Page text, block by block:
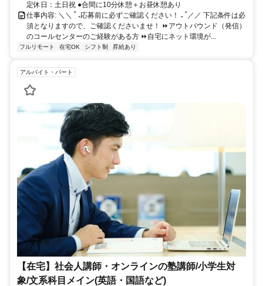
定休日：土日祝 ●合間に10分休憩＋お昼休憩あり
仕事内容: ＼＼ ˚ ₊応募前に必ずご確認ください！ ₊ ˚／／ 下記条件は必
須となりますので、ご確認くださいませ！ ⏩アウトバウンド（発信）
のコールセンターのご経験がある方 ⏩自宅にネット環境が...
フルリモート 在宅OK シフト制 昇給あり
アルバイト・パート
【在宅】社会人講師・オンラインの塾講師/小学生対
象/文系科目メイン(英語・国語など)